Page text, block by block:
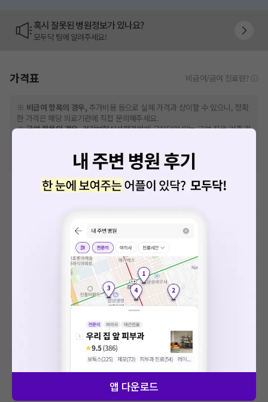
혹시 잘못된 병원정보가 있나요?
모두닥 팀에 알려주세요!
가격표 비급여/급여 진료란?
※ 비급여 항목의 경우, 추가비용 등으로 실제 가격과 상이할 수 있으니, 정확
한 가격은 해당 의료기관에 직접 문의해주세요.
※급여 항목의 경우,건강보험심사평가원에 고지되어 있는 급여 진료 기준 가
산정될 수 있는 점 참고 바랍니다.)
※ 이벤트가, 할인가는 VAT 포함
초음파 검사료(기본초음파)
초음파 검사료(진단초음파)
내시경, 천자 및 생검료
요청하신 작업을 처리하지 못했습니다.
네트워크 또는 서버의 일시적인 오류로, 잠시 후 다시 시도해주
세요. 지속적으로 문제가 발생할 경우 모두닥 채널톡으로 문의
앱 다운로드